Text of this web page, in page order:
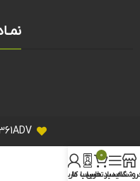
سایدبار
۰
سبد خرید
تماس با ما
حساب کاربری من